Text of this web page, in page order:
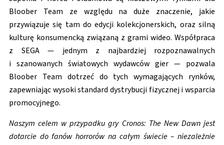
Bloober Team ze względu na duże znaczenie, jakie
przywiązuje się tam do edycji kolekcjonerskich, oraz silną
kulturę konsumencką związaną z grami wideo. Współpraca
z SEGA — jednym z najbardziej rozpoznawalnych
i szanowanych światowych wydawców gier — pozwala
Bloober Team dotrzeć do tych wymagających rynków,
zapewniając wysoki standard dystrybucji fizycznej i wsparcia
promocyjnego.
Naszym celem w przypadku gry Cronos: The New Dawn jest
dotarcie do fanów horrorów na całym świecie – niezależnie